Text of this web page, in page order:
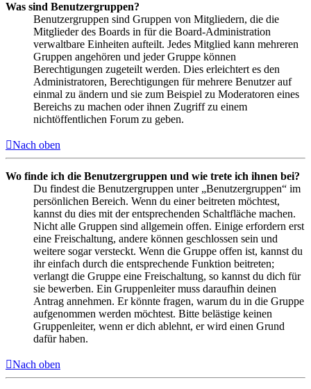
Was sind Benutzergruppen?
Benutzergruppen sind Gruppen von Mitgliedern, die die
Mitglieder des Boards in für die Board-Administration
verwaltbare Einheiten aufteilt. Jedes Mitglied kann mehreren
Gruppen angehören und jeder Gruppe können
Berechtigungen zugeteilt werden. Dies erleichtert es den
Administratoren, Berechtigungen für mehrere Benutzer auf
einmal zu ändern und sie zum Beispiel zu Moderatoren eines
Bereichs zu machen oder ihnen Zugriff zu einem
nichtöffentlichen Forum zu geben.
Nach oben
Wo finde ich die Benutzergruppen und wie trete ich ihnen bei?
Du findest die Benutzergruppen unter „Benutzergruppen“ im
persönlichen Bereich. Wenn du einer beitreten möchtest,
kannst du dies mit der entsprechenden Schaltfläche machen.
Nicht alle Gruppen sind allgemein offen. Einige erfordern erst
eine Freischaltung, andere können geschlossen sein und
weitere sogar versteckt. Wenn die Gruppe offen ist, kannst du
ihr einfach durch die entsprechende Funktion beitreten;
verlangt die Gruppe eine Freischaltung, so kannst du dich für
sie bewerben. Ein Gruppenleiter muss daraufhin deinen
Antrag annehmen. Er könnte fragen, warum du in die Gruppe
aufgenommen werden möchtest. Bitte belästige keinen
Gruppenleiter, wenn er dich ablehnt, er wird einen Grund
dafür haben.
Nach oben